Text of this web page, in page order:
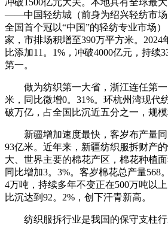
冲破1500亿元大关。本地具有全球最
——中国轻纺城（前身为绍兴轻纺市场
全国首个冠以“中国”的轻纺专业市场
家，市排场积增至390万平方米。2024
比添加11。1%，冲破4000亿元，持续
第一。
做为纺织第一大省，浙江连任第一
米，同比微增0。31%。环杭州湾现代
破万亿，占全国比沉近五分之一，规模
新疆增加速度最快，客岁布产量同
93亿米。近年来，新疆纺织服拆财产
大、世界主要的棉花产区，棉花种植面
同比增加3。3%。客岁棉花总产量568
4万吨，持续多年不变正在500万吨以
比沉达到92。2%，创下汗青新高。
纺织服拆行业是我国的保守支柱行